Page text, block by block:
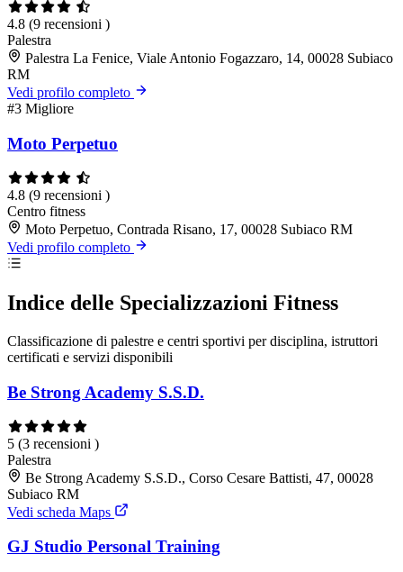
4.8 (9 recensioni )
Palestra
Palestra La Fenice, Viale Antonio Fogazzaro, 14, 00028 Subiaco
RM
Vedi profilo completo
#3 Migliore
Moto Perpetuo
4.8 (9 recensioni )
Centro fitness
Moto Perpetuo, Contrada Risano, 17, 00028 Subiaco RM
Vedi profilo completo
Indice delle Specializzazioni Fitness
Classificazione di palestre e centri sportivi per disciplina, istruttori
certificati e servizi disponibili
Be Strong Academy S.S.D.
5 (3 recensioni )
Palestra
Be Strong Academy S.S.D., Corso Cesare Battisti, 47, 00028
Subiaco RM
Vedi scheda Maps
GJ Studio Personal Training